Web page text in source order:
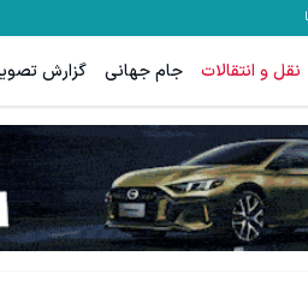
نقل و انتقالات جام جهانی گزارش